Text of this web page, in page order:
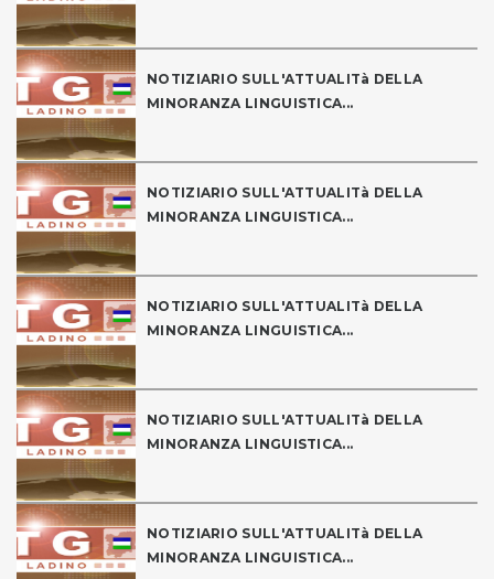
NOTIZIARIO SULL'ATTUALITà DELLA
MINORANZA LINGUISTICA...
NOTIZIARIO SULL'ATTUALITà DELLA
MINORANZA LINGUISTICA...
NOTIZIARIO SULL'ATTUALITà DELLA
MINORANZA LINGUISTICA...
NOTIZIARIO SULL'ATTUALITà DELLA
MINORANZA LINGUISTICA...
NOTIZIARIO SULL'ATTUALITà DELLA
MINORANZA LINGUISTICA...